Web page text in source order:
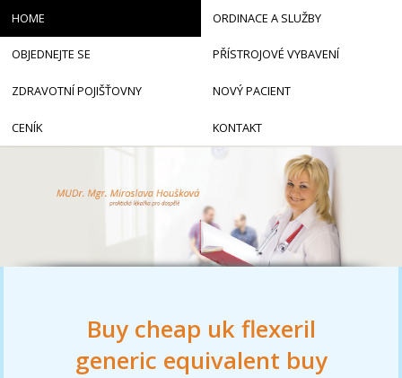
Buy cheap uk flexeril
generic equivalent buy
HOME ORDINACE A SLUŽBY
OBJEDNEJTE SE PŘÍSTROJOVÉ VYBAVENÍ
ZDRAVOTNÍ POJIŠŤOVNY NOVÝ PACIENT
CENÍK KONTAKT